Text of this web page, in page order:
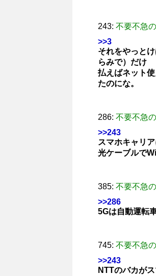
243: 不要不急
>>3
それをやっと
らみで）だけ
払えばネット
たのにな。
286: 不要不急
>>243
スマホキャリ
光ケーブルで
385: 不要不急
>>286
5Gは自動運転
745: 不要不急
>>243
NTTのバカが